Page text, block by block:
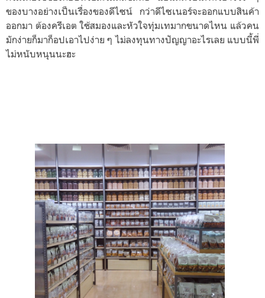
ของบางอย่างเป็นเรื่องของดีไซน์ กว่าดีไซเนอร์จะออกแบบสินค้า
ออกมา ต้องครีเอต ใช้สมองและหัวใจทุ่มเทมากขนาดไหน แล้วคน
มักง่ายก็มาก็อปเอาไปง่าย ๆ ไม่ลงทุนทางปัญญาอะไรเลย แบบนี้พี่
ไม่หนับหนุนนะฮะ